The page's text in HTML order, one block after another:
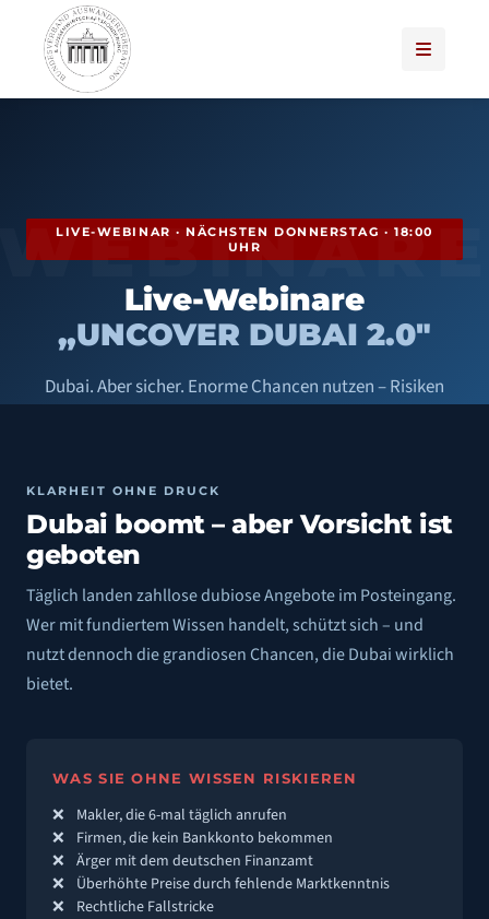
LIVE-WEBINAR · NÄCHSTEN DONNERSTAG · 18:00
UHR
Live-Webinare
„UNCOVER DUBAI 2.0"
Dubai. Aber sicher. Enorme Chancen nutzen – Risiken
JETZT ANMELDEN
KLARHEIT OHNE DRUCK
Dubai boomt – aber Vorsicht ist
geboten
Täglich landen zahllose dubiose Angebote im Posteingang.
Wer mit fundiertem Wissen handelt, schützt sich – und
nutzt dennoch die grandiosen Chancen, die Dubai wirklich
bietet.
WAS SIE OHNE WISSEN RISKIEREN
Makler, die 6-mal täglich anrufen
Firmen, die kein Bankkonto bekommen
Ärger mit dem deutschen Finanzamt
Überhöhte Preise durch fehlende Marktkenntnis
Rechtliche Fallstricke